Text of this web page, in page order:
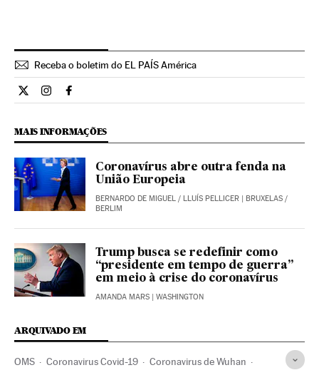
Receba o boletim do EL PAÍS América
Internacional El País Brasil en Twitter
Internacional El País Brasil en Instagram
Internacional El País Brasil en Facebook
MAIS INFORMAÇÕES
Coronavírus abre outra fenda na
União Europeia
BERNARDO DE MIGUEL / LLUÍS PELLICER | BRUXELAS /
BERLIM
Trump busca se redefinir como
“presidente em tempo de guerra”
em meio à crise do coronavírus
AMANDA MARS | WASHINGTON
ARQUIVADO EM
OMS Coronavirus Covid-19 Coronavirus de Wuhan